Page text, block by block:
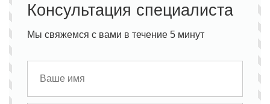
Консультация специалиста
Мы свяжемся с вами в течение 5 минут